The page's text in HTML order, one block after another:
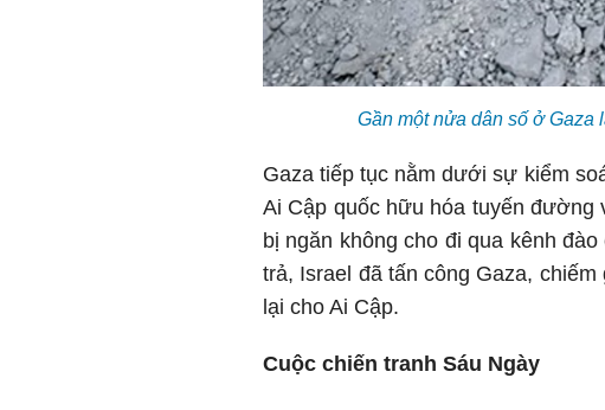
Gần một nửa dân số ở Gaza
Gaza tiếp tục nằm dưới sự kiểm
Ai Cập quốc hữu hóa tuyến đường
bị ngăn không cho đi qua kênh
trả, Israel đã tấn công Gaza,
lại cho Ai Cập.
Cuộc chiến tranh Sáu Ngày